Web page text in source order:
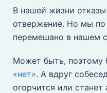
В нашей жизни
отвержение. Но мы по
перемешано в нашем
Может быть, поэтому
«нет». А вдруг
огорчится или